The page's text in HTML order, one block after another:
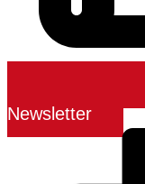
Newsletter